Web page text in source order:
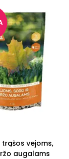
trąšos vejoms,
augalams